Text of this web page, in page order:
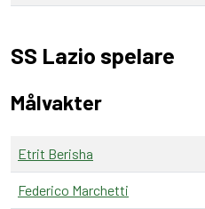
SS Lazio spelare
Målvakter
Etrit Berisha
Federico Marchetti